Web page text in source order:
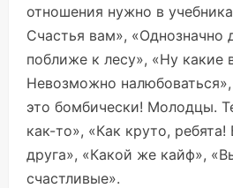
отношения нужно в
Счастья вам», «Однозначно
поближе к лесу», «Ну какие
Невозможно
это бомбически! Молодцы.
как-то», «Как круто, ребята!
друга», «Какой же кайф»,
счастливые».